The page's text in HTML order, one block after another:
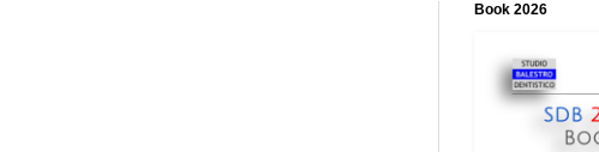
Book 2026